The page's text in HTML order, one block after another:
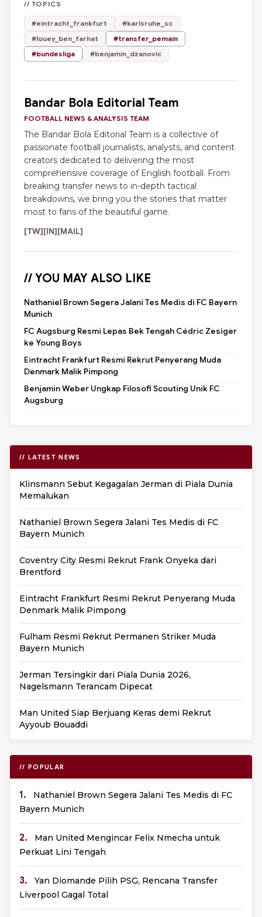
// LATEST NEWS
Klinsmann Sebut Kegagalan Jerman di Piala Dunia
Memalukan
Nathaniel Brown Segera Jalani Tes Medis di FC
Bayern Munich
Coventry City Resmi Rekrut Frank Onyeka dari
Brentford
Eintracht Frankfurt Resmi Rekrut Penyerang Muda
Denmark Malik Pimpong
Fulham Resmi Rekrut Permanen Striker Muda
Bayern Munich
Jerman Tersingkir dari Piala Dunia 2026,
Nagelsmann Terancam Dipecat
Man United Siap Berjuang Keras demi Rekrut
Ayyoub Bouaddi
// POPULAR
1.
Nathaniel Brown Segera Jalani Tes Medis di FC
Bayern Munich
2.
Man United Mengincar Felix Nmecha untuk
Perkuat Lini Tengah
3.
Yan Diomande Pilih PSG, Rencana Transfer
Liverpool Gagal Total
// TOPICS
#eintracht_frankfurt
#karlsruhe_sc
#louey_ben_farhat
#transfer_pemain
#bundesliga
#benjamin_dzanovic
Bandar Bola Editorial Team
FOOTBALL NEWS & ANALYSIS TEAM
The Bandar Bola Editorial Team is a collective of
passionate football journalists, analysts, and content
creators dedicated to delivering the most
comprehensive coverage of English football. From
breaking transfer news to in-depth tactical
breakdowns, we bring you the stories that matter
most to fans of the beautiful game.
[TW][IN][MAIL]
// YOU MAY ALSO LIKE
Nathaniel Brown Segera Jalani Tes Medis di FC Bayern
Munich
FC Augsburg Resmi Lepas Bek Tengah Cédric Zesiger
ke Young Boys
Eintracht Frankfurt Resmi Rekrut Penyerang Muda
Denmark Malik Pimpong
Benjamin Weber Ungkap Filosofi Scouting Unik FC
Augsburg